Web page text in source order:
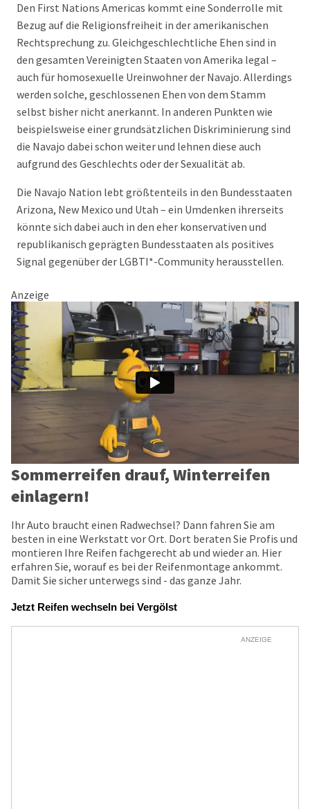
Den First Nations Americas kommt eine Sonderrolle mit
Bezug auf die Religionsfreiheit in der amerikanischen
Rechtsprechung zu. Gleichgeschlechtliche Ehen sind in
den gesamten Vereinigten Staaten von Amerika legal –
auch für homosexuelle Ureinwohner der Navajo. Allerdings
werden solche, geschlossenen Ehen von dem Stamm
selbst bisher nicht anerkannt. In anderen Punkten wie
beispielsweise einer grundsätzlichen Diskriminierung sind
die Navajo dabei schon weiter und lehnen diese auch
aufgrund des Geschlechts oder der Sexualität ab.
Die Navajo Nation lebt größtenteils in den Bundesstaaten
Arizona, New Mexico und Utah – ein Umdenken ihrerseits
könnte sich dabei auch in den eher konservativen und
republikanisch geprägten Bundesstaaten als positives
Signal gegenüber der LGBTI*-Community herausstellen.
Anzeige
Sommerreifen drauf, Winterreifen
einlagern!
Ihr Auto braucht einen Radwechsel? Dann fahren Sie am
besten in eine Werkstatt vor Ort. Dort beraten Sie Profis und
montieren Ihre Reifen fachgerecht ab und wieder an. Hier
erfahren Sie, worauf es bei der Reifenmontage ankommt.
Damit Sie sicher unterwegs sind - das ganze Jahr.
Jetzt Reifen wechseln bei Vergölst
ANZEIGE